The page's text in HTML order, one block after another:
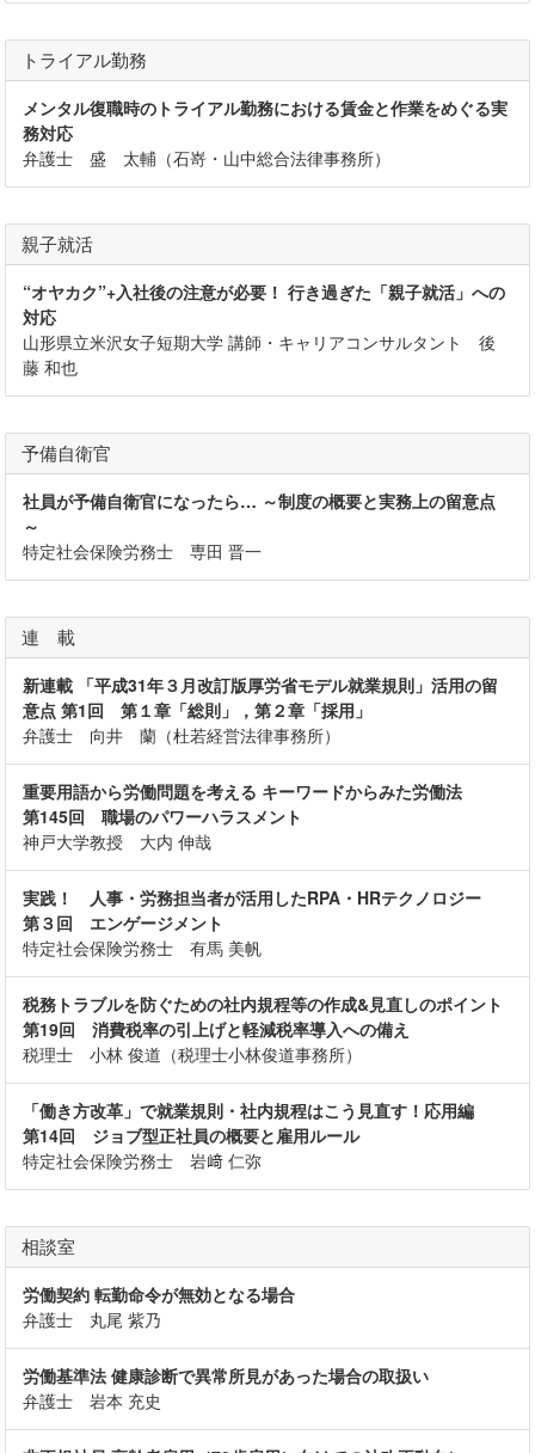
トライアル勤務
メンタル復職時のトライアル勤務における賃金と作業をめぐる実
務対応
弁護士 盛 太輔（石嵜・山中総合法律事務所）
親子就活
“オヤカク”+入社後の注意が必要！ 行き過ぎた「親子就活」への
対応
山形県立米沢女子短期大学 講師・キャリアコンサルタント 後
藤 和也
予備自衛官
社員が予備自衛官になったら… ～制度の概要と実務上の留意点
～
特定社会保険労務士 専田 晋一
連 載
新連載 「平成31年３月改訂版厚労省モデル就業規則」活用の留
意点 第1回 第１章「総則」，第２章「採用」
弁護士 向井 蘭（杜若経営法律事務所）
重要用語から労働問題を考える キーワードからみた労働法
第145回 職場のパワーハラスメント
神戸大学教授 大内 伸哉
実践！ 人事・労務担当者が活用したRPA・HRテクノロジー
第３回 エンゲージメント
特定社会保険労務士 有馬 美帆
税務トラブルを防ぐための社内規程等の作成&見直しのポイント
第19回 消費税率の引上げと軽減税率導入への備え
税理士 小林 俊道（税理士小林俊道事務所）
「働き方改革」で就業規則・社内規程はこう見直す！応用編
第14回 ジョブ型正社員の概要と雇用ルール
特定社会保険労務士 岩﨑 仁弥
相談室
労働契約 転勤命令が無効となる場合
弁護士 丸尾 紫乃
労働基準法 健康診断で異常所見があった場合の取扱い
弁護士 岩本 充史